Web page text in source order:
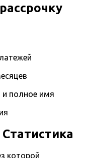
и полное имя
которой